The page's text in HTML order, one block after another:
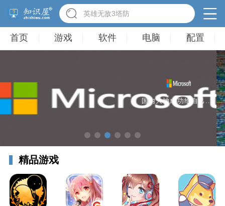
英雄无敌3塔防
首页 游戏 软件 电脑 配置
iPhone不越狱给手机装上Windows和Linux系统
精品游戏